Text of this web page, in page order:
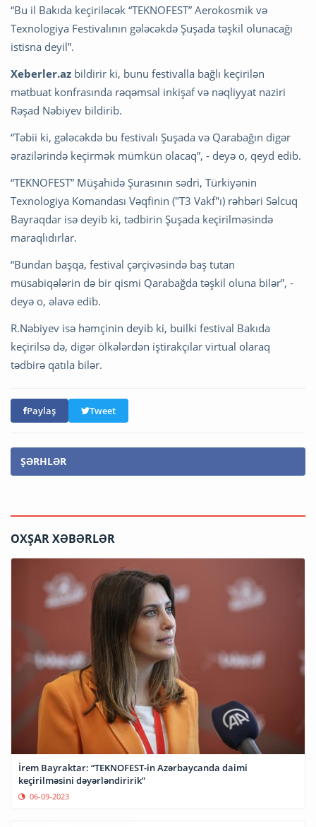
“Bu il Bakıda keçiriləcək “TEKNOFEST” Aerokosmik və
Texnologiya Festivalının gələcəkdə Şuşada təşkil olunacağı
istisna deyil”.
Xeberler.az bildirir ki, bunu festivalla bağlı keçirilən
mətbuat konfrasında rəqəmsal inkişaf və nəqliyyat naziri
Rəşad Nəbiyev bildirib.
“Təbii ki, gələcəkdə bu festivalı Şuşada və Qarabağın digər
ərazilərində keçirmək mümkün olacaq”, - deyə o, qeyd edib.
“TEKNOFEST” Müşahidə Şurasının sədri, Türkiyənin
Texnologiya Komandası Vəqfinin ("T3 Vakf"ı) rəhbəri Səlcuq
Bayraqdar isə deyib ki, tədbirin Şuşada keçirilməsində
maraqlıdırlar.
“Bundan başqa, festival çərçivəsində baş tutan
müsabiqələrin də bir qismi Qarabağda təşkil oluna bilər”, -
deyə o, əlavə edib.
R.Nəbiyev isə həmçinin deyib ki, builki festival Bakıda
keçirilsə də, digər ölkələrdən iştirakçılar virtual olaraq
tədbirə qatıla bilər.
Paylaş Tweet
ŞƏRHLƏR
OXŞAR XƏBƏRLƏR
İrem Bayraktar: “TEKNOFEST-in Azərbaycanda daimi
keçirilməsini dəyərləndiririk”
06-09-2023